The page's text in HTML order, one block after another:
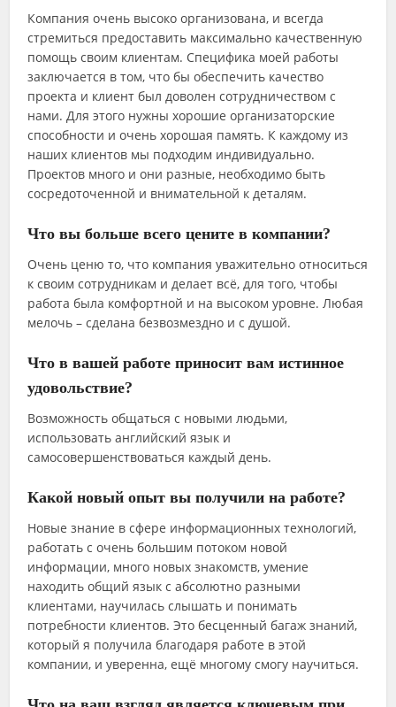
Компания очень высоко организована, и всегда
стремиться предоставить максимально качественную
помощь своим клиентам. Специфика моей работы
заключается в том, что бы обеспечить качество
проекта и клиент был доволен сотрудничеством с
нами. Для этого нужны хорошие организаторские
способности и очень хорошая память. К каждому из
наших клиентов мы подходим индивидуально.
Проектов много и они разные, необходимо быть
сосредоточенной и внимательной к деталям.
Что вы больше всего цените в компании?
Очень ценю то, что компания уважительно относиться
к своим сотрудникам и делает всё, для того, чтобы
работа была комфортной и на высоком уровне. Любая
мелочь – сделана безвозмездно и с душой.
Что в вашей работе приносит вам истинное
удовольствие?
Возможность общаться с новыми людьми,
использовать английский язык и
самосовершенствоваться каждый день.
Какой новый опыт вы получили на работе?
Новые знание в сфере информационных технологий,
работать с очень большим потоком новой
информации, много новых знакомств, умение
находить общий язык с абсолютно разными
клиентами, научилась слышать и понимать
потребности клиентов. Это бесценный багаж знаний,
который я получила благодаря работе в этой
компании, и уверенна, ещё многому смогу научиться.